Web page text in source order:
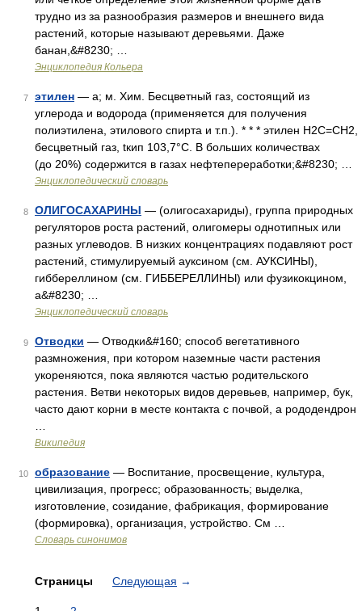
трудно из за разнообразия размеров и внешнего вида
растений, которые называют деревьями. Даже
банан,&#8230; …
Энциклопедия Кольера
7 этилен — а; м. Хим. Бесцветный газ, состоящий из
углерода и водорода (применяется для получения
полиэтилена, этилового спирта и т.п.). * * * этилен Н2С=СН2,
бесцветный газ, tкип 103,7°C. В больших количествах
(до 20%) содержится в газах нефтепереработки;&#8230; …
Энциклопедический словарь
8 ОЛИГОСАХАРИНЫ — (олигосахариды), группа природных
регуляторов роста растений, олигомеры однотипных или
разных углеводов. В низких концентрациях подавляют рост
растений, стимулируемый ауксином (см. АУКСИНЫ),
гиббереллином (см. ГИББЕРЕЛЛИНЫ) или фузикокцином,
а&#8230; …
Энциклопедический словарь
9 Отводки — Отводки&#160; способ вегетативного
размножения, при котором наземные части растения
укореняются, пока являются частью родительского
растения. Ветви некоторых видов деревьев, например, бук,
часто дают корни в месте контакта с почвой, а рододендрон
Википедия
10 образование — Воспитание, просвещение, культура,
цивилизация, прогресс; образованность; выделка,
изготовление, созидание, фабрикация, формирование
(формировка), организация, устройство. См …
Словарь синонимов
Страницы Следующая →